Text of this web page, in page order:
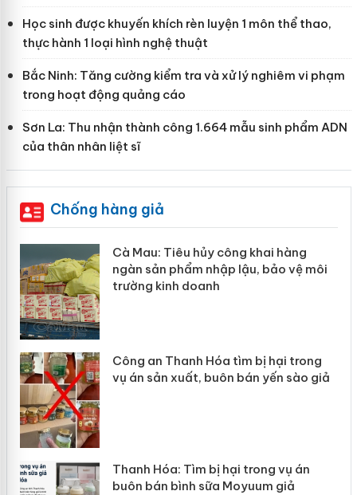
Học sinh được khuyến khích rèn luyện 1 môn thể thao,
thực hành 1 loại hình nghệ thuật
Bắc Ninh: Tăng cường kiểm tra và xử lý nghiêm vi phạm
trong hoạt động quảng cáo
Sơn La: Thu nhận thành công 1.664 mẫu sinh phẩm ADN
của thân nhân liệt sĩ
Chống hàng giả
Mau: Tiêu hủy công khai hàng
sản phẩm nhập lậu, bảo vệ môi
kinh doanh
an Thanh Hóa tìm bị hại trong
án sản xuất, buôn bán yến sào giả
Hóa: Tìm bị hại trong vụ án
bán bình sữa Moyuum giả
Lào
mại